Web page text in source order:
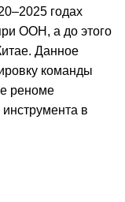
годах
ООН, а до этого
Данное
команды
реноме
в